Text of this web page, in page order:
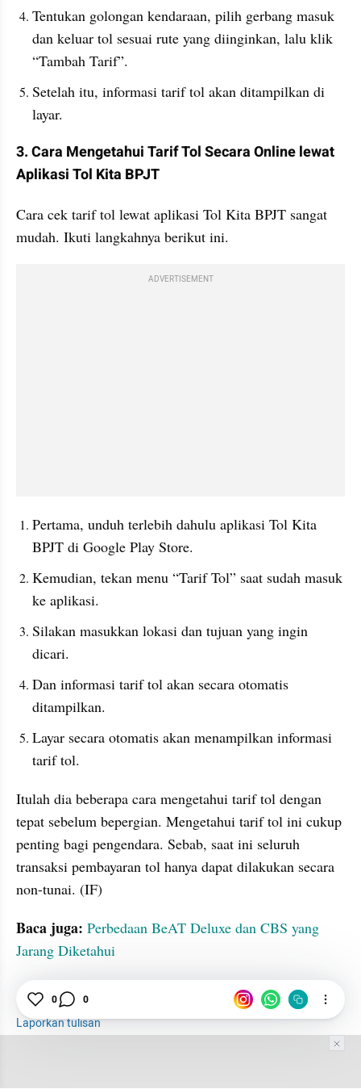
Tentukan golongan kendaraan, pilih gerbang masuk
dan keluar tol sesuai rute yang diinginkan, lalu klik
“Tambah Tarif”.
Setelah itu, informasi tarif tol akan ditampilkan di
layar.
3. Cara Mengetahui Tarif Tol Secara Online lewat
Aplikasi Tol Kita BPJT
Cara cek tarif tol lewat aplikasi Tol Kita BPJT sangat
mudah. Ikuti langkahnya berikut ini.
ADVERTISEMENT
Pertama, unduh terlebih dahulu aplikasi Tol Kita
BPJT di Google Play Store.
Kemudian, tekan menu “Tarif Tol” saat sudah masuk
ke aplikasi.
Silakan masukkan lokasi dan tujuan yang ingin
dicari.
Dan informasi tarif tol akan secara otomatis
ditampilkan.
Layar secara otomatis akan menampilkan informasi
tarif tol.
Itulah dia beberapa cara mengetahui tarif tol dengan
tepat sebelum bepergian. Mengetahui tarif tol ini cukup
penting bagi pengendara. Sebab, saat ini seluruh
transaksi pembayaran tol hanya dapat dilakukan secara
non-tunai. (IF)
Baca juga: Perbedaan BeAT Deluxe dan CBS yang
Jarang Diketahui
Tarif Tol
Laporkan tulisan
0 0